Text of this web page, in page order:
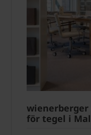
för tegel i